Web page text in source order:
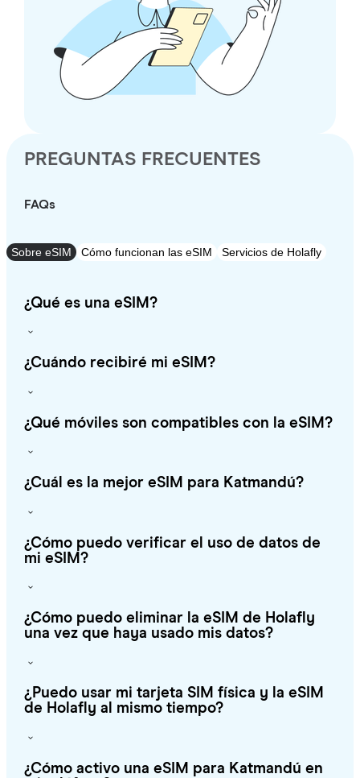
PREGUNTAS FRECUENTES
FAQs
Sobre eSIM Cómo funcionan las eSIM Servicios de Holafly
¿Qué es una eSIM?
¿Cuándo recibiré mi eSIM?
¿Qué móviles son compatibles con la eSIM?
¿Cuál es la mejor eSIM para Katmandú?
¿Cómo puedo verificar el uso de datos de
mi eSIM?
¿Cómo puedo eliminar la eSIM de Holafly
una vez que haya usado mis datos?
¿Puedo usar mi tarjeta SIM física y la eSIM
de Holafly al mismo tiempo?
¿Cómo activo una eSIM para Katmandú en